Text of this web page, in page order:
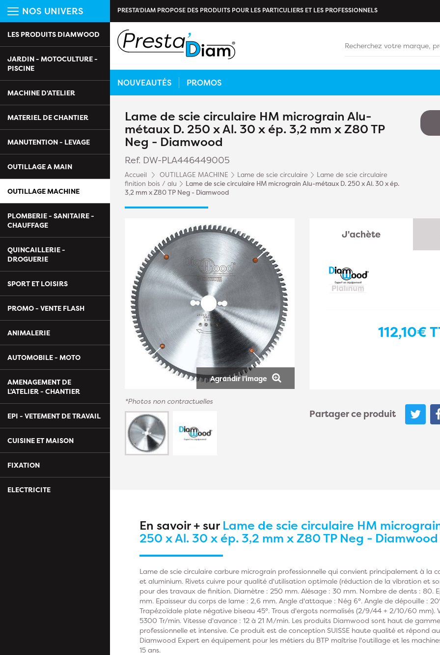
NOS UNIVERS
LES PRODUITS DIAMWOOD
JARDIN - MOTOCULTURE -
PISCINE
MACHINE D'ATELIER
MATERIEL DE CHANTIER
MANUTENTION - LEVAGE
OUTILLAGE A MAIN
OUTILLAGE MACHINE
PLOMBERIE - SANITAIRE -
CHAUFFAGE
QUINCAILLERIE -
DROGUERIE
SPORT ET LOISIRS
PROMO - VENTE FLASH
ANIMALERIE
AUTOMOBILE - MOTO
AMENAGEMENT DE
L'ATELIER - CHANTIER
EPI - VETEMENT DE TRAVAIL
CUISINE ET MAISON
FIXATION
ELECTRICITE
PRESTA'DIAM PROPOSE DES PRODUITS POUR LES PARTICULIERS ET LES PROFESSIONNELS
NOUVEAUTÉS PROMOS
Lame de scie circulaire HM micrograin Alu-
métaux D. 250 x Al. 30 x ép. 3,2 mm x Z80 TP
Neg - Diamwood
Ref. DW-PLA446449005
Accueil OUTILLAGE MACHINE Lame de scie circulaire
Lame de scie circulaire
finition bois / alu
Lame de scie circulaire HM micrograin Alu-métaux D. 250 x Al. 30 x ép.
3,2 mm x Z80 TP Neg - Diamwood
Agrandir l'image
*Photos non contractuelles
J'achète
112,10€
Partager ce produit
En savoir + sur Lame de scie circulaire HM
250 x Al. 30 x ép. 3,2 mm x Z80 TP Neg - Diamwood
Lame de scie circulaire carbure micrograin professionnelle qui convient principalement à la
et aluminium. Rivets cuivre pour qualité d'utilisation optimale (réduction de la vibration et
pour des travaux de finition. Diamètre : 250 mm. Alésage : 30 mm. Nombre de dents : 80.
mm. Epaisseur du corps de lame : 2,6 mm. Angle d'attaque : Nég 6°. Angle de dépouille :
Trapézoïdale plate négative biseau 45°. Trous d'ergots normalisés (2/9/44 + 2/10/60
5300 Tr/min. Vitesse d'avance : 12 à 21 M/min. Les produits Diamwood sont haut de
professionnelle et intensive. Ce produit est de conception SUISSE haute qualité et répond
Diamwood Expert en équipement pour les métiers du BTP maîtrise l'outillage et les
15 ans.